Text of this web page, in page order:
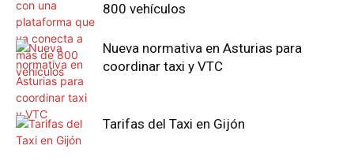
800 vehículos
Nueva normativa en Asturias para
coordinar taxi y VTC
Tarifas del Taxi en Gijón